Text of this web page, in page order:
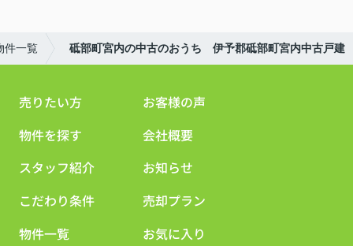
件一覧 砥部町宮内の中古のおうち 伊予郡砥部町宮内中古戸建
売りたい方
物件を探す
スタッフ紹介
こだわり条件
物件一覧
お客様の声
会社概要
お知らせ
売却プラン
お気に入り